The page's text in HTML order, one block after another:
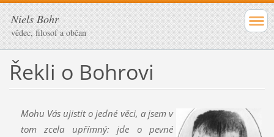
Niels Bohr
vědec, filosof a občan
Řekli o Bohrovi
Mohu Vás ujistit o jedné věci, a jsem v
tom zcela upřímný: jde o pevné